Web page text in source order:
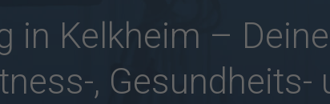
in Kelkheim –
, Gesundheits-